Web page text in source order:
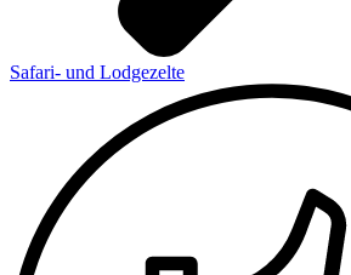
Safari- und Lodgezelte